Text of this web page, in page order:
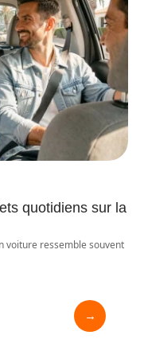
quotidiens sur la
voiture ressemble souvent